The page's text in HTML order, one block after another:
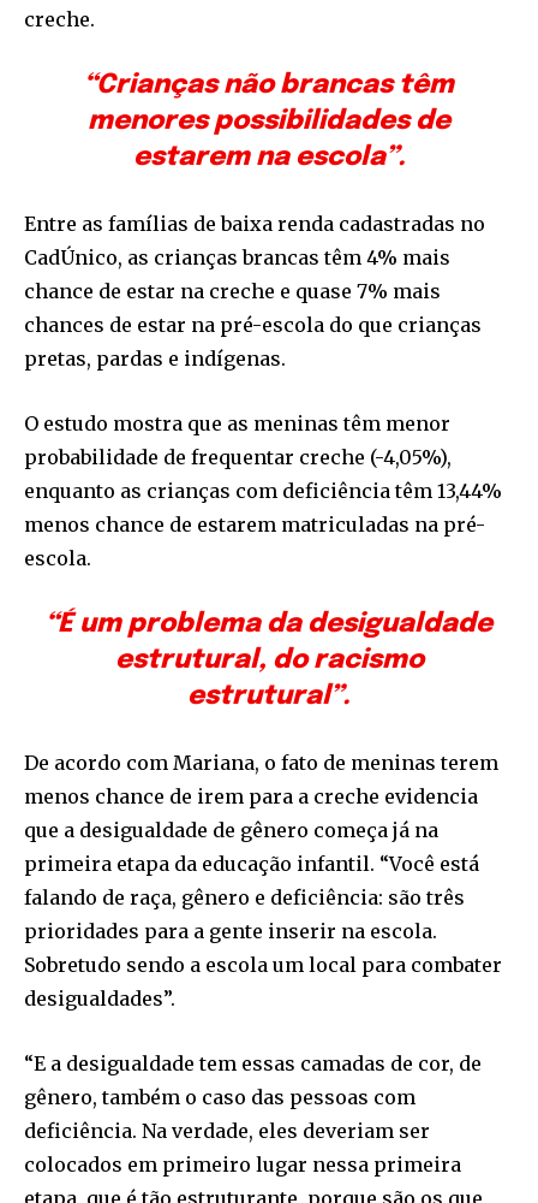
creche.
“Crianças não brancas têm
menores possibilidades de
estarem na escola”.
Entre as famílias de baixa renda cadastradas no
CadÚnico, as crianças brancas têm 4% mais
chance de estar na creche e quase 7% mais
chances de estar na pré-escola do que crianças
pretas, pardas e indígenas.
O estudo mostra que as meninas têm menor
probabilidade de frequentar creche (-4,05%),
enquanto as crianças com deficiência têm 13,44%
menos chance de estarem matriculadas na pré-
escola.
“É um problema da desigualdade
estrutural, do racismo
estrutural”.
De acordo com Mariana, o fato de meninas terem
menos chance de irem para a creche evidencia
que a desigualdade de gênero começa já na
primeira etapa da educação infantil. “Você está
falando de raça, gênero e deficiência: são três
prioridades para a gente inserir na escola.
Sobretudo sendo a escola um local para combater
desigualdades”.
“E a desigualdade tem essas camadas de cor, de
gênero, também o caso das pessoas com
deficiência. Na verdade, eles deveriam ser
colocados em primeiro lugar nessa primeira